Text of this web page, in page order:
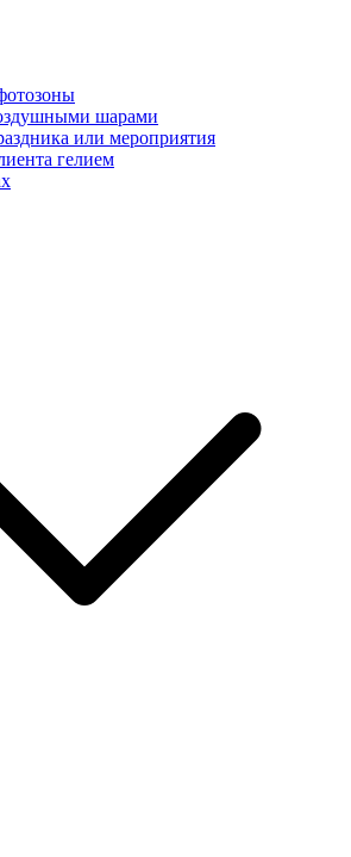
шарами
или мероприятия
гелием